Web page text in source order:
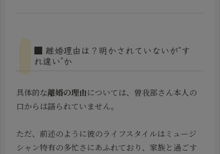
■ 離婚理由は？明かされていないが“す
れ違い”か
具体的な離婚の理由については、曽我部さん本人の
口からは語られていません。
ただ、前述のように彼のライフスタイルはミュージ
シャン特有の多忙さにあふれており、家族と過ごす